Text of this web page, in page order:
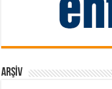
ARŞIV